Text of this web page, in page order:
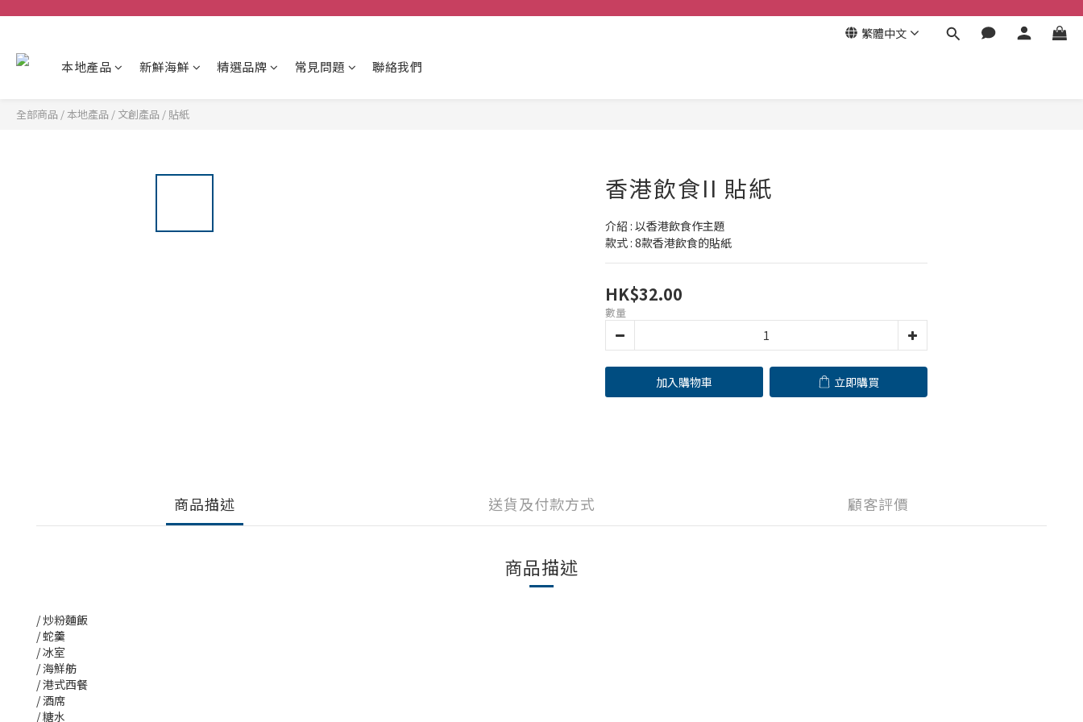
繁體中文
本地產品 新鮮海鮮 精選品牌 常見問題 聯絡我們
全部商品 / 本地產品 / 文創產品 / 貼紙
香港飲食II 貼紙
介紹 : 以香港飲食作主題
款式 : 8款香港飲食的貼紙
HK$32.00
數量
加入購物車 立即購買
商品描述 送貨及付款方式 顧客評價
商品描述
/ 炒粉麵飯
/ 蛇羹
/ 冰室
/ 海鮮舫
/ 港式西餐
/ 酒席
/ 糖水